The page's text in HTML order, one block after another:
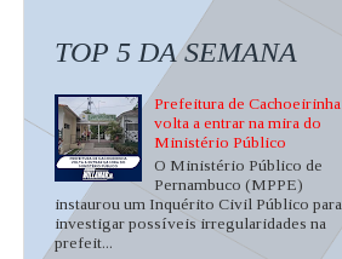
TOP 5 DA SEMANA
Prefeitura de Cachoeirinha
volta a entrar na mira do
Ministério Público
O Ministério Público de
Pernambuco (MPPE)
instaurou um Inquérito Civil Público para
investigar possíveis irregularidades na
prefeit...